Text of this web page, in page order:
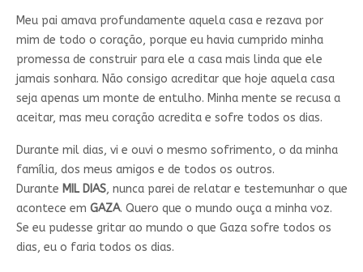
Meu pai amava profundamente aquela casa e rezava por
mim de todo o coração, porque eu havia cumprido minha
promessa de construir para ele a casa mais linda que ele
jamais sonhara. Não consigo acreditar que hoje aquela casa
seja apenas um monte de entulho. Minha mente se recusa a
aceitar, mas meu coração acredita e sofre todos os dias.
Durante mil dias, vi e ouvi o mesmo sofrimento, o da minha
família, dos meus amigos e de todos os outros.
Durante MIL DIAS, nunca parei de relatar e testemunhar o que
acontece em GAZA. Quero que o mundo ouça a minha voz.
Se eu pudesse gritar ao mundo o que Gaza sofre todos os
dias, eu o faria todos os dias.